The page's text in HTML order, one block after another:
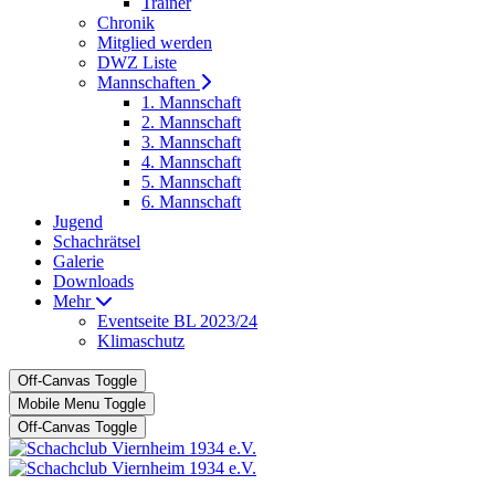
Chronik
Mitglied werden
DWZ Liste
Mannschaften
1. Mannschaft
2. Mannschaft
3. Mannschaft
4. Mannschaft
5. Mannschaft
6. Mannschaft
Jugend
Schachrätsel
Galerie
Downloads
Mehr
Eventseite BL 2023/24
Klimaschutz
Off-Canvas Toggle
Mobile Menu Toggle
Off-Canvas Toggle